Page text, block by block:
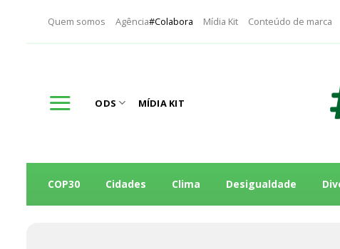
Quem somos Agência#Colabora Mídia Kit Conteúdo de marca
ODS MÍDIA KIT
COP30 Cidades Clima Desigualdade